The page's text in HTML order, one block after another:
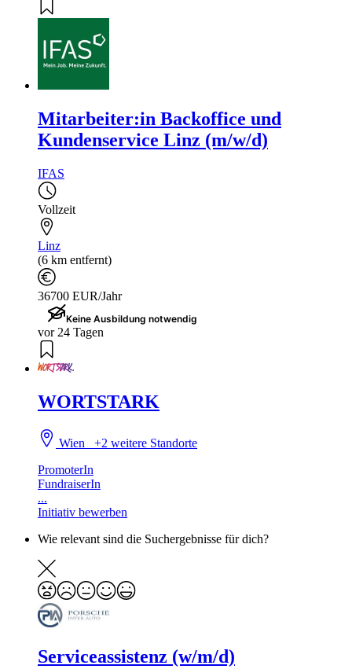
Mitarbeiter:in Backoffice und
Kundenservice Linz (m/w/d)
IFAS
Vollzeit
Linz
(6 km entfernt)
36700 EUR/Jahr
Keine Ausbildung notwendig
vor 24 Tagen
WORTSTARK
Wien+2 weitere Standorte
PromoterIn
FundraiserIn
...
Initiativ bewerben
Wie relevant sind die Suchergebnisse für dich?
Serviceassistenz (w/m/d)